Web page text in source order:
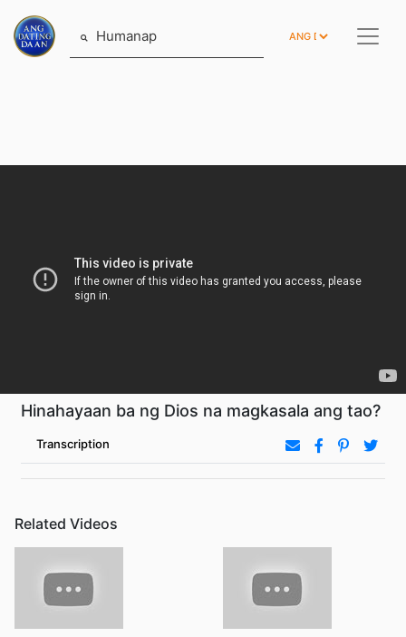
Humanap
Hinahayaan ba ng Dios na magkasala ang tao?
Transcription
Related Videos